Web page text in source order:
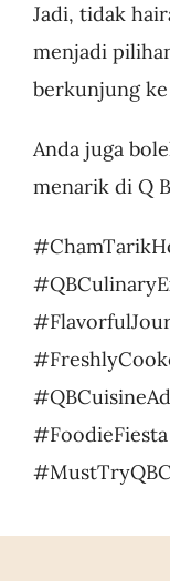
Jadi, tidak
menjadi
berkunjung
Anda juga
menarik di Q